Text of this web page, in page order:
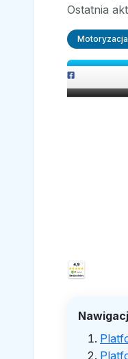
Ostatnia